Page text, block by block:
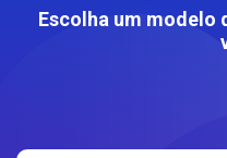
Escolha um modelo